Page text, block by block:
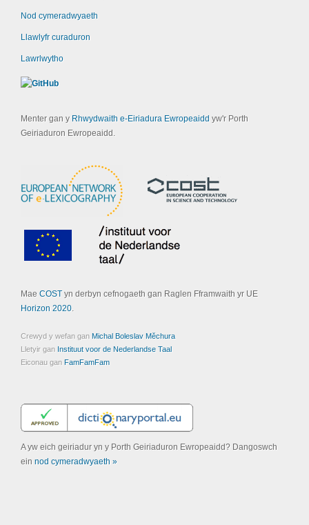
Nod cymeradwyaeth
Llawlyfr curaduron
Lawrlwytho
Menter gan y Rhwydwaith e-Eiriadura Ewropeaidd yw'r Porth
Geiriaduron Ewropeaidd.
Mae COSTyn derbyn cefnogaeth gan Raglen Fframwaith yr UE
Horizon 2020.
Crewyd y wefan gan Michal Boleslav Měchura
Lletyir gan Instituut voor de Nederlandse Taal
Eiconau gan FamFamFam
A yw eich geiriadur yn y Porth Geiriaduron Ewropeaidd? Dangoswch
ein nod cymeradwyaeth »